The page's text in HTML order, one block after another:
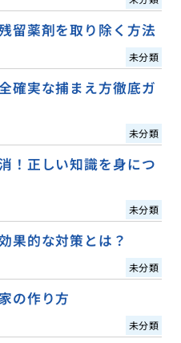
留薬剤を取り除く方法
未分類
確実な捕まえ方徹底ガ
未分類
！正しい知識を身につ
未分類
果的な対策とは？
未分類
の作り方
未分類